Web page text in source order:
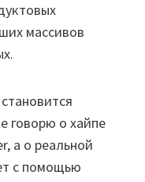
массивов
говорю о хайпе
а о реальной
с помощью